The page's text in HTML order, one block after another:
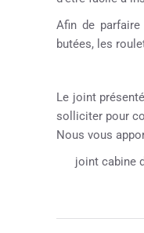
Afin de
butées, les
Le joint
solliciter pour
Nous vous
joint cabine